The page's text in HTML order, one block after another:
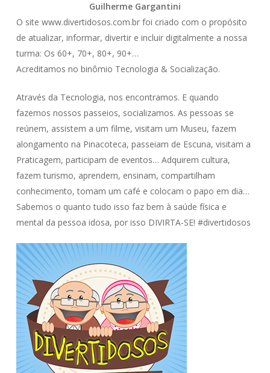
Guilherme Gargantini
O site www.divertidosos.com.br foi criado com o propósito
de atualizar, informar, divertir e incluir digitalmente a nossa
turma: Os 60+, 70+, 80+, 90+…
Acreditamos no binômio Tecnologia & Socialização.
Através da Tecnologia, nos encontramos. E quando
fazemos nossos passeios, socializamos. As pessoas se
reúnem, assistem a um filme, visitam um Museu, fazem
alongamento na Pinacoteca, passeiam de Escuna, visitam a
Praticagem, participam de eventos… Adquirem cultura,
fazem turismo, aprendem, ensinam, compartilham
conhecimento, tomam um café e colocam o papo em dia…
Sabemos o quanto tudo isso faz bem à saúde física e
mental da pessoa idosa, por isso DIVIRTA-SE! #divertidosos